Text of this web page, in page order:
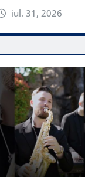
iul. 31, 2026